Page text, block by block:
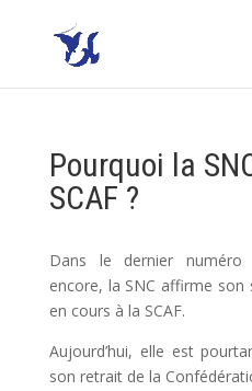
Pourquoi la
SCAF ?
Dans le dernier numéro
encore, la SNC affirme
en cours à la SCAF.
Aujourd’hui, elle est
son retrait de la